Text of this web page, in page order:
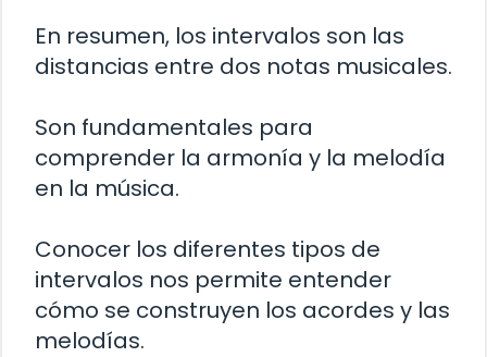
En resumen, los intervalos son las
distancias entre dos notas musicales.
Son fundamentales para
comprender la armonía y la melodía
en la música.
Conocer los diferentes tipos de
intervalos nos permite entender
cómo se construyen los acordes y las
melodías.